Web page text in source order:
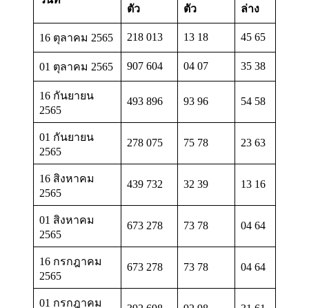
ตัว
ตัว
ล่าง
16 ตุลาคม 2565 218 013 13 18 45 65
01 ตุลาคม 2565 907 604 04 07 35 38
16 กันยายน
2565
493 896 93 96 54 58
01 กันยายน
2565
278 075 75 78 23 63
16 สิงหาคม
2565
439 732 32 39 13 16
01 สิงหาคม
2565
673 278 73 78 04 64
16 กรกฎาคม
2565
673 278 73 78 04 64
01 กรกฎาคม